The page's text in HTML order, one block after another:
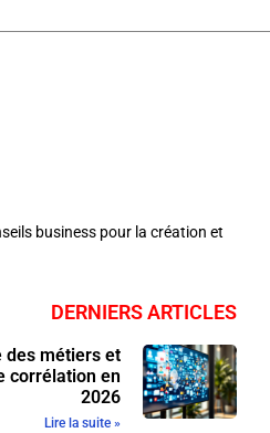
business pour la création et
DERNIERS ARTICLES
des métiers et
corrélation en
2026
Lire la suite »